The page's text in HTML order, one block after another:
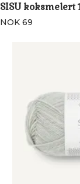
SISU koksmelert
NOK 69